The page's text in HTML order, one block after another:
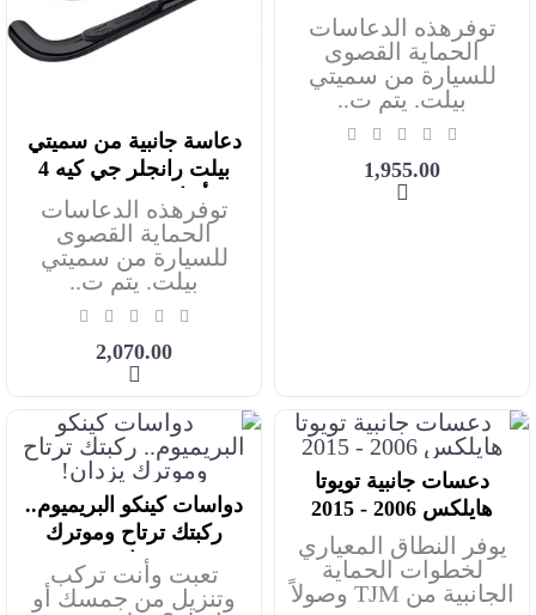
توفرهذه الدعاسات
الحماية القصوى
للسيارة من سميتي
بيلت. يتم ت..
1,955.00
أضف للعربة
دعاسة جانبية من سميتي
بيلت رانجلر جي كيه 4
أبواب 2007-2022
توفرهذه الدعاسات
الحماية القصوى
للسيارة من سميتي
بيلت. يتم ت..
2,070.00
أضف للعربة
دعسات جانبية تويوتا
هايلكس 2006 - 2015
يوفر النطاق المعياري
لخطوات الحماية
الجانبية من TJM وصولاً
أضف للعربة
دواسات كينكو البريميوم..
ركبتك ترتاح وموترك
يزدان!
تعبت وأنت تركب
وتنزيل من جمسك أو